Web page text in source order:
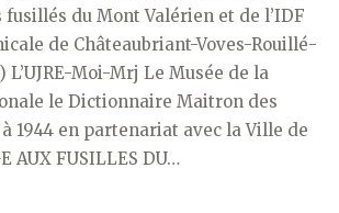
fusillés du Mont Valérien et de l’IDF
de Châteaubriant-Voves-Rouillé-
Moi-Mrj Le Musée de la
le Dictionnaire Maitron des
1944 en partenariat avec la Ville de
AUX FUSILLES DU…